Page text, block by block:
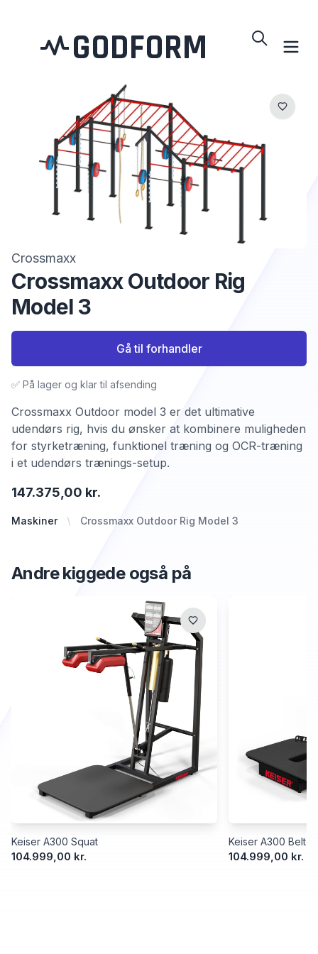
GODFORM
Crossmaxx
Crossmaxx Outdoor Rig
Model 3
Maskiner Crossmaxx Outdoor Rig Model 3
147.375,00 kr.
Crossmaxx Outdoor model 3 er det ultimative
udendørs rig, hvis du ønsker at kombinere muligheden
for styrketræning, funktionel træning og OCR-træning
i et udendørs trænings-setup.
✅ På lager og klar til afsending
Gå til forhandler
Andre kiggede også på
Keiser A300 Squat
104.999,00 kr.
Keiser A300 Belt
104.999,00 kr.